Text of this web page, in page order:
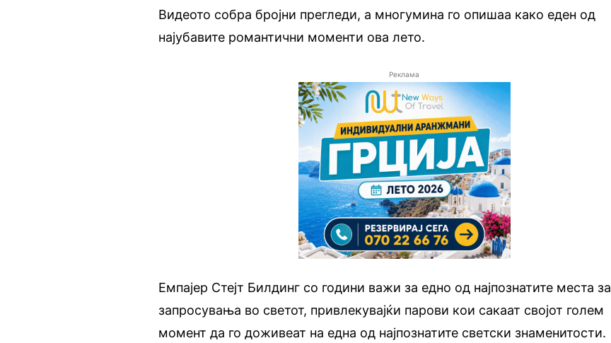
Видеото собра бројни прегледи, а многумина го опишаа како еден од
најубавите романтични моменти ова лето.
Реклама
Емпајер Стејт Билдинг со години важи за едно од најпознатите места за
запросувања во светот, привлекувајќи парови кои сакаат својот голем
момент да го доживеат на една од најпознатите светски знаменитости.